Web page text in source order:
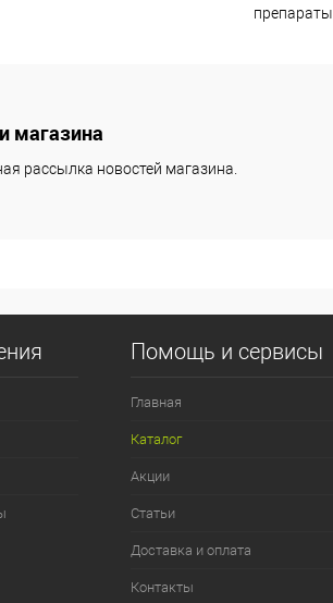
препараты
магазина
рассылка новостей магазина.
Помощь и сервисы
Главная
Каталог
Акции
Статьи
Доставка и оплата
Контакты